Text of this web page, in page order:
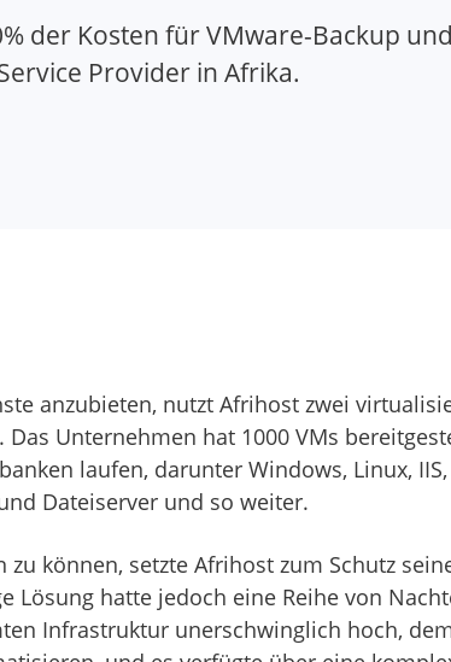
der Kosten für VMware-Backup
Provider in Afrika.
anzubieten, nutzt Afrihost zwei
Unternehmen hat 1000 VMs
laufen, darunter Windows, Linux,
Dateiserver und so weiter.
können, setzte Afrihost zum Schutz
Lösung hatte jedoch eine Reihe von
Infrastruktur unerschwinglich hoch,